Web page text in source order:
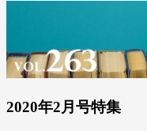
2020年2月号特集